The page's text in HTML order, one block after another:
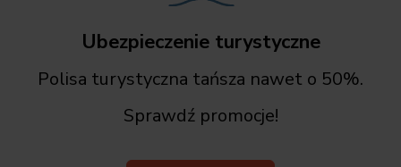
Ubezpieczenie turystyczne
Polisa turystyczna tańsza nawet o 50%.
Sprawdź promocje!